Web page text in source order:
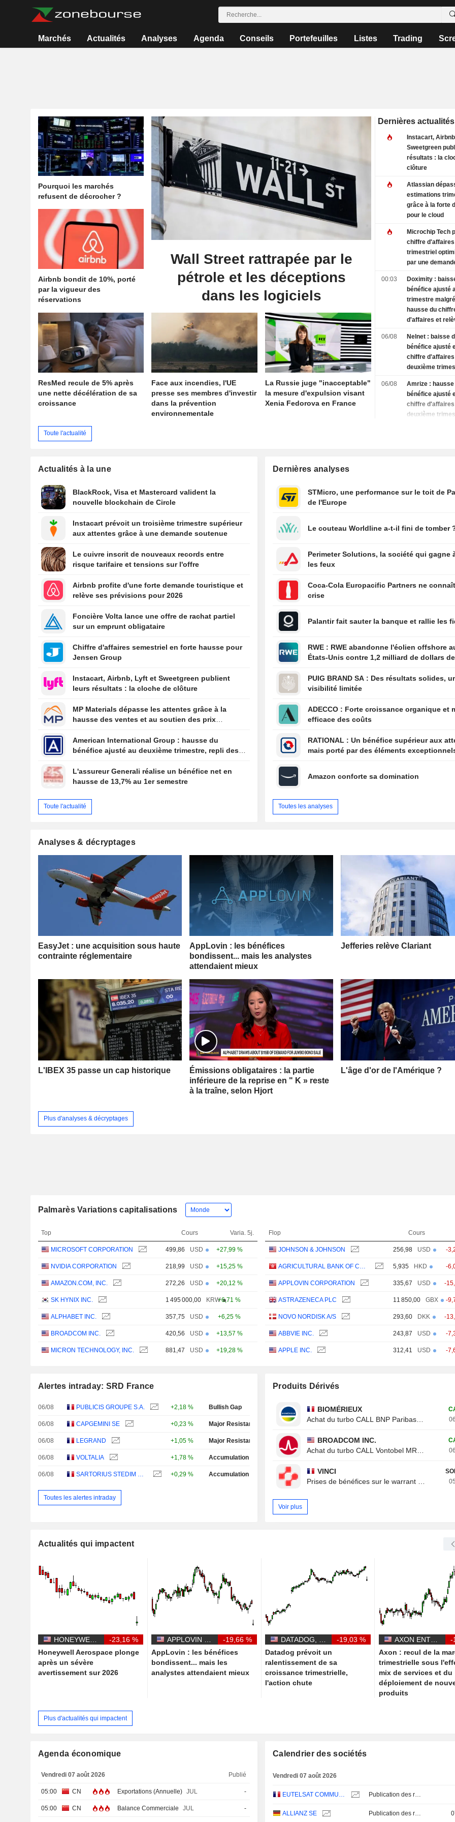
Marchés Actualités Analyses Agenda Conseils Portefeuilles Listes Trading
Pourquoi les marchés
refusent de décrocher ?
Airbnb bondit de 10%, porté
par la vigueur des
réservations
Wall Street rattrapée par le
pétrole et les déceptions
dans les logiciels
ResMed recule de 5% après
une nette décélération de sa
croissance
Face aux incendies, l'UE
presse ses membres d'investir
dans la prévention
environnementale
La Russie juge "inacceptable"
la mesure d'expulsion visant
Xenia Fedorova en France
Dernières actualités
Instacart,
Sweetgreen
résultats : la
clôture
Atlassian
estimations
grâce à la forte
pour le cloud
Microchip Tech
chiffre d'affaires
trimestriel
par une
00:03
Doximity :
bénéfice ajusté
trimestre
hausse du
d'affaires et
06/08
Nelnet : baisse
bénéfice ajusté
chiffre d'affaires
deuxième
06/08
Amrize : hausse
bénéfice ajusté
chiffre d'affaires
deuxième
L'assureur Aflac
aux États-Unis,
2026
trimestriel de
action après
fractionnement
au 17 août
Toute l'actualité
Actualités à la une
BlackRock, Visa et Mastercard valident la
nouvelle blockchain de Circle
Instacart prévoit un troisième trimestre supérieur
aux attentes grâce à une demande soutenue
Le cuivre inscrit de nouveaux records entre
risque tarifaire et tensions sur l'offre
Airbnb profite d'une forte demande touristique et
relève ses prévisions pour 2026
Foncière Volta lance une offre de rachat partiel
sur un emprunt obligataire
Chiffre d'affaires semestriel en forte hausse pour
Jensen Group
Instacart, Airbnb, Lyft et Sweetgreen publient
leurs résultats : la cloche de clôture
MP Materials dépasse les attentes grâce à la
hausse des ventes et au soutien des prix
American International Group : hausse du
bénéfice ajusté au deuxième trimestre, repli des
L'assureur Generali réalise un bénéfice net en
hausse de 13,7% au 1er semestre
Toute l'actualité
Dernières analyses
STMicro, une performance sur le toit de
de l'Europe
Le couteau Worldline a-t-il fini de tomber
Perimeter Solutions, la société qui gagne
les feux
Coca-Cola Europacific Partners ne
crise
Palantir fait sauter la banque et rallie les
RWE : RWE abandonne l'éolien offshore aux
États-Unis contre 1,2 milliard de dollars de
PUIG BRAND SA : Des résultats solides, une
visibilité limitée
ADECCO : Forte croissance organique et maîtrise
efficace des coûts
RATIONAL : Un bénéfice supérieur aux attentes,
mais porté par des éléments
Amazon conforte sa domination
Toutes les analyses
Analyses & décryptages
EasyJet : une acquisition sous haute
contrainte réglementaire
AppLovin : les bénéfices
bondissent... mais les analystes
attendaient mieux
Jefferies relève Clariant
L'IBEX 35 passe un cap historique
Émissions obligataires : la partie
inférieure de la reprise en " K » reste
à la traîne, selon Hjort
L'âge d'or de l'Amérique ?
Plus d'analyses & décryptages
Palmarès Variations capitalisations
Top Cours Varia. 5j.
MICROSOFT CORPORATION 499,86 USD +27,99 %
NVIDIA CORPORATION 218,99 USD +15,25 %
AMAZON.COM, INC. 272,26 USD +20,12 %
SK HYNIX INC. 1 495 000,00 KRW+6,71 %
ALPHABET INC. 357,75 USD +6,25 %
BROADCOM INC. 420,56 USD +13,57 %
MICRON TECHNOLOGY, INC. 881,47 USD +19,28 %
Flop Cours
JOHNSON & JOHNSON 256,98 USD -
AGRICULTURAL BANK OF CHINA LIMITED 5,935 HKD -
APPLOVIN CORPORATION 335,67 USD -
ASTRAZENECA PLC 11 850,00 GBX -
NOVO NORDISK A/S 293,60 DKK -
ABBVIE INC. 243,87 USD -
APPLE INC. 312,41 USD -
Alertes intraday: SRD France
06/08 PUBLICIS GROUPE S.A. +2,18 % Bullish Gap
06/08 CAPGEMINI SE +0,23 % Major Resistance Test
06/08 LEGRAND +1,05 % Major Resistance Test
06/08 VOLTALIA +1,78 % Accumulation Phase
06/08 SARTORIUS STEDIM BIOTECH +0,29 % Accumulation Phase
Toutes les alertes intraday
Produits Dérivés
BIOMÉRIEUX
Achat du turbo CALL BNP Paribas 8ROZB
BROADCOM INC.
Achat du turbo CALL Vontobel MR20V
VINCI
Prises de bénéfices sur le warrant CALL
Voir plus
Actualités qui impactent
HONEYWELL AEROSPACE INC.
-23,16 %
Honeywell Aerospace plonge
après un sévère
avertissement sur 2026
-19,66 %
AppLovin : les bénéfices
bondissent... mais les
analystes attendaient mieux
-19,03 %
Datadog prévoit un
ralentissement de sa
croissance trimestrielle,
l'action chute
AXON ENTERPRISE, INC.
-
Axon : recul de la
trimestrielle sous
mix de services et du
déploiement de
produits
Plus d'actualités qui impactent
Agenda économique
Vendredi 07 août 2026 Publié
05:00 CN Exportations (Annuelle) JUL -
05:00 CN Balance Commerciale JUL -
Calendrier des sociétés
Vendredi 07 août 2026
EUTELSAT COMMUNICATIONS Publication des résultats - Annuel 2026
ALLIANZ SE Publication des résultats - Q2 2026